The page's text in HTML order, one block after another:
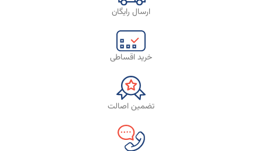
ارسال رایگان
خرید اقساطی
تضمین اصالت